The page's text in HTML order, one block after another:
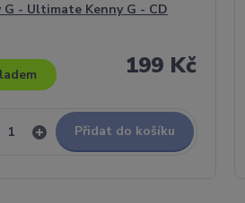
G - Ultimate Kenny G - CD
199 Kč
Přidat do košíku